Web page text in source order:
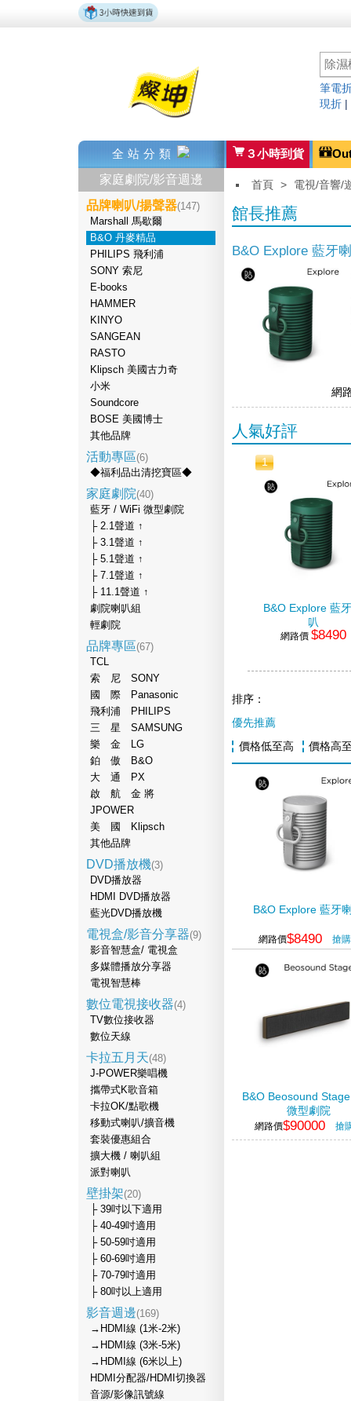
筆電
現折
全站分類 ３小時到貨
家庭劇院/影音週邊
品牌喇叭/揚聲器(147)
Marshall 馬歇爾
B&O 丹麥精品
PHILIPS 飛利浦
SONY 索尼
E-books
HAMMER
KINYO
SANGEAN
RASTO
Klipsch 美國古力奇
小米
Soundcore
BOSE 美國博士
其他品牌
活動專區(6)
◆福利品出清挖寶區◆
家庭劇院(40)
藍牙 / WiFi 微型劇院
├ 2.1聲道 ↑
├ 3.1聲道 ↑
├ 5.1聲道 ↑
├ 7.1聲道 ↑
├ 11.1聲道 ↑
劇院喇叭組
輕劇院
品牌專區(67)
TCL
索 尼 SONY
國 際 Panasonic
飛利浦 PHILIPS
三 星 SAMSUNG
樂 金 LG
鉑 傲 B&O
大 通 PX
啟 航 金 將
JPOWER
美 國 Klipsch
其他品牌
DVD播放機(3)
DVD播放器
HDMI DVD播放器
藍光DVD播放機
電視盒/影音分享器(9)
影音智慧盒/ 電視盒
多媒體播放分享器
電視智慧棒
數位電視接收器(4)
TV數位接收器
數位天線
卡拉五月天(48)
J-POWER樂唱機
攜帶式K歌音箱
卡拉OK/點歌機
移動式喇叭/擴音機
套裝優惠組合
擴大機 / 喇叭組
派對喇叭
壁掛架(20)
├ 39吋以下適用
├ 40-49吋適用
├ 50-59吋適用
├ 60-69吋適用
├ 70-79吋適用
├ 80吋以上適用
影音週邊(169)
→HDMI線 (1米-2米)
→HDMI線 (3米-5米)
→HDMI線 (6米以上)
HDMI分配器/HDMI切換器
音源/影像訊號線
首頁 > 電視/音響/
館長推薦
B&O Explore 藍牙
網
人氣好評
1
B&O Explore 藍
叭
網路價 $8490
排序：
優先推薦
價格低至高
價格高
B&O Explore 藍牙
網路價$8490 搶購
B&O Beosound
微型劇院
網路價$90000 搶